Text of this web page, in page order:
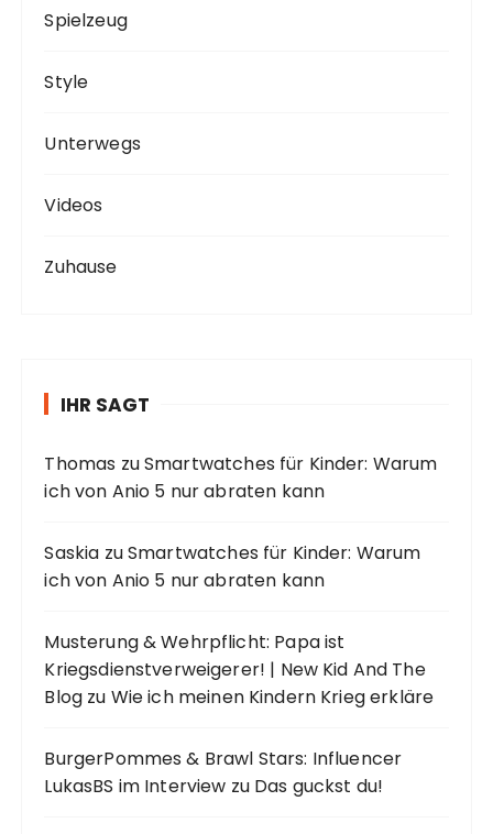
Spielzeug
Style
Unterwegs
Videos
Zuhause
IHR SAGT
Thomas zuSmartwatches für Kinder: Warum
ich von Anio 5 nur abraten kann
Saskia zuSmartwatches für Kinder: Warum
ich von Anio 5 nur abraten kann
Musterung & Wehrpflicht: Papa ist
Kriegsdienstverweigerer! | New Kid And The
Blog zu Wie ich meinen Kindern Krieg erkläre
BurgerPommes & Brawl Stars: Influencer
LukasBS im Interview zu Das guckst du!